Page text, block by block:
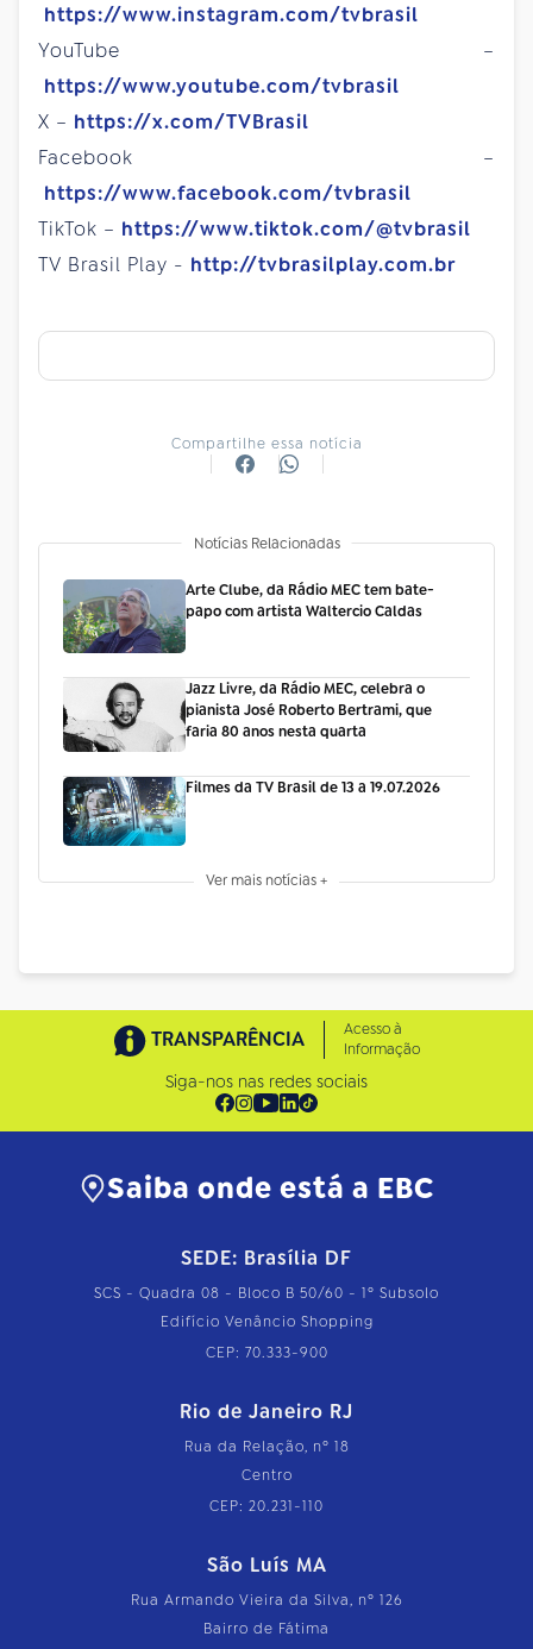
https://www.instagram.com/tvbrasil
YouTube –
https://www.youtube.com/tvbrasil
X – https://x.com/TVBrasil
Facebook –
https://www.facebook.com/tvbrasil
TikTok – https://www.tiktok.com/@tvbrasil
TV Brasil Play - http://tvbrasilplay.com.br
Compartilhe essa notícia
Notícias Relacionadas
Arte Clube, da Rádio MEC tem bate-
papo com artista Waltercio Caldas
Jazz Livre, da Rádio MEC, celebra o
pianista José Roberto Bertrami, que
faria 80 anos nesta quarta
Filmes da TV Brasil de 13 a 19.07.2026
Ver mais notícias +
TRANSPARÊNCIA
Acesso à
Informação
Siga-nos nas redes sociais
Saiba onde está a EBC
SEDE: Brasília DF
SCS - Quadra 08 - Bloco B 50/60 - 1º Subsolo
Edifício Venâncio Shopping
CEP: 70.333-900
Rio de Janeiro RJ
Rua da Relação, nº 18
Centro
CEP: 20.231-110
São Luís MA
Rua Armando Vieira da Silva, nº 126
Bairro de Fátima